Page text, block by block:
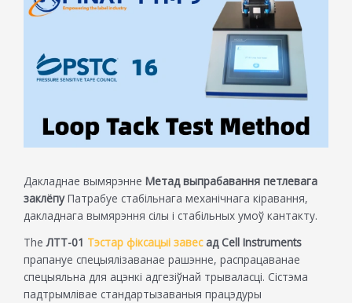
Дакладнае вымярэнне Метад выпрабавання петлевага
заклёпуПатрабуе стабільнага механічнага кіравання,
дакладнага вымярэння сілы і стабільных умоў кантакту.
TheЛТТ-01 Тэстар фіксацыі завесад Cell Instruments
прапануе спецыялізаванае рашэнне, распрацаванае
спецыяльна для ацэнкі адгезіўнай трываласці. Сістэма
падтрымлівае стандартызаваныя працэдуры